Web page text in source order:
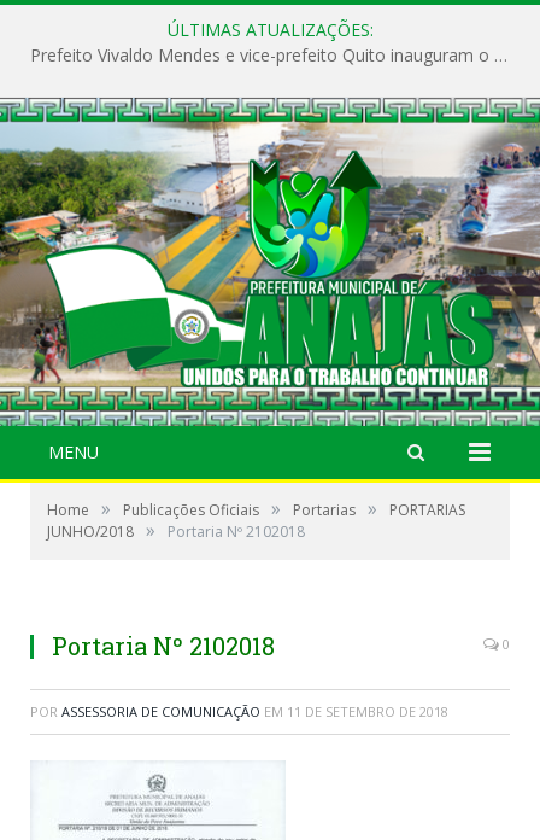
ÚLTIMAS ATUALIZAÇÕES:
Prefeito Vivaldo Mendes e vice-prefeito Quito inauguram o CAPS e fortalecem a saúde pública em Anajás.
MENU
Home » Publicações Oficiais » Portarias »
PORTARIAS
JUNHO/2018 » Portaria Nº 2102018
Portaria Nº 2102018 0
POR ASSESSORIA DE COMUNICAÇÃO EM 11 DE SETEMBRO DE 2018